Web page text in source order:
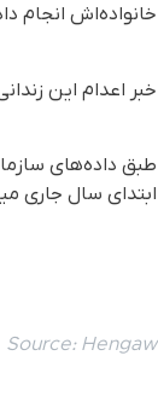
خانواده‌اش انجام
خبر اعدام این
طبق دادەهای
ابتدای سال جاری میلادی (کمتر از ۹ ماه) تا به امروز در
Source: Hengaw